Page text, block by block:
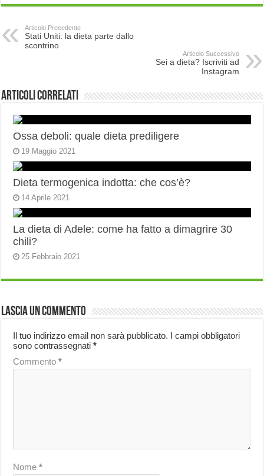
Articolo Precedente
Stati Uniti: la dieta parte dallo
scontrino
Articolo Successivo
Sei a dieta? Iscriviti ad
Instagram
Articoli correlati
Ossa deboli: quale dieta prediligere
19 Maggio 2021
Dieta termogenica indotta: che cos’è?
14 Aprile 2021
La dieta di Adele: come ha fatto a dimagrire 30
chili?
25 Febbraio 2021
Lascia un commento
Il tuo indirizzo email non sarà pubblicato. I campi obbligatori
sono contrassegnati*
Commento*
Nome*